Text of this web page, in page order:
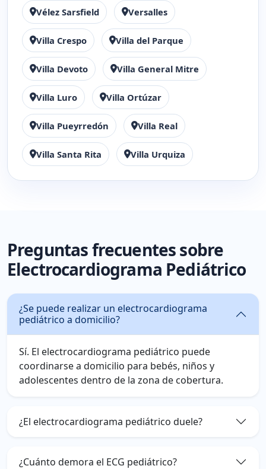
Vélez Sarsfield Versalles
Villa Crespo Villa del Parque
Villa Devoto Villa General Mitre
Villa Luro Villa Ortúzar
Villa Pueyrredón Villa Real
Villa Santa Rita Villa Urquiza
Preguntas frecuentes sobre
Electrocardiograma Pediátrico
¿Se puede realizar un electrocardiograma
pediátrico a domicilio?
Sí. El electrocardiograma pediátrico puede
coordinarse a domicilio para bebés, niños y
adolescentes dentro de la zona de cobertura.
¿El electrocardiograma pediátrico duele?
¿Cuánto demora el ECG pediátrico?